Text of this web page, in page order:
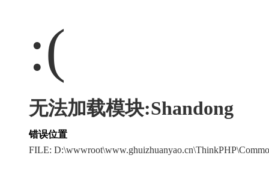
:(
无法加载模块:Shandong
错误位置
FILE: